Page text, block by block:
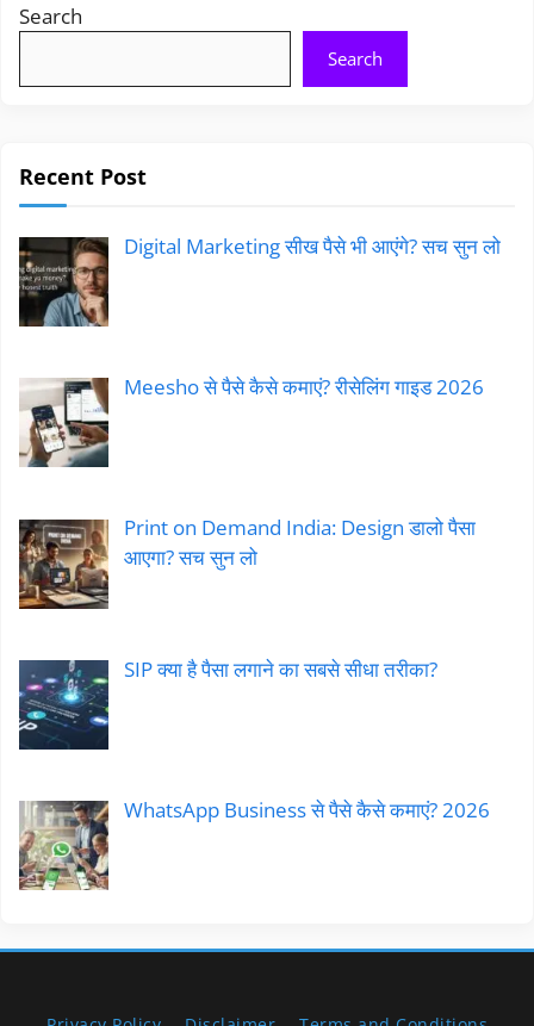
Search
Search
Recent Post
Digital Marketing सीख पैसे भी आएंगे? सच सुन लो
Meesho से पैसे कैसे कमाएं? रीसेलिंग गाइड 2026
Print on Demand India: Design डालो पैसा
आएगा? सच सुन लो
SIP क्या है पैसा लगाने का सबसे सीधा तरीका?
WhatsApp Business से पैसे कैसे कमाएं? 2026